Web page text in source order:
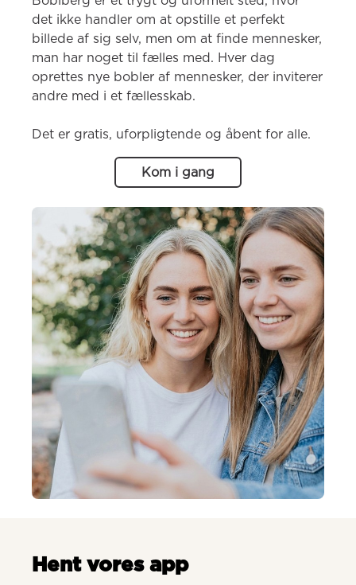
det ikke handler om at opstille et perfekt
billede af sig selv, men om at finde mennesker,
man har noget til fælles med. Hver dag
oprettes nye bobler af mennesker, der inviterer
andre med i et fællesskab.
Det er gratis, uforpligtende og åbent for alle.
Kom i gang
Hent vores app